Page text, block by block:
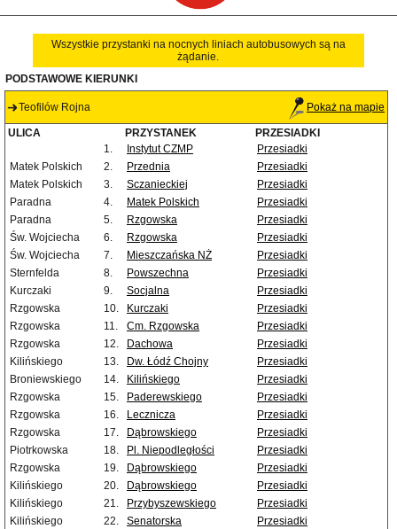
Wszystkie przystanki na nocnych liniach autobusowych są na
żądanie.
PODSTAWOWE KIERUNKI
Teofilów Rojna Pokaż na mapie
ULICA PRZYSTANEK
PRZESIADKI
1.
Instytut CZMP
Przesiadki
Matek Polskich
2. Przednia
Przesiadki
Matek Polskich
3. Sczanieckiej
Przesiadki
Paradna
4. Matek Polskich
Przesiadki
Paradna
5. Rzgowska
Przesiadki
Św. Wojciecha
6. Rzgowska
Przesiadki
Św. Wojciecha
7. Mieszczańska NŻ
Przesiadki
Sternfelda
8. Powszechna
Przesiadki
Kurczaki
9. Socjalna
Przesiadki
Rzgowska
10. Kurczaki
Przesiadki
Rzgowska
11. Cm. Rzgowska
Przesiadki
Rzgowska
12. Dachowa
Przesiadki
Kilińskiego
13. Dw. Łódź Chojny
Przesiadki
Broniewskiego
14. Kilińskiego
Przesiadki
Rzgowska
15. Paderewskiego
Przesiadki
Rzgowska
16. Lecznicza
Przesiadki
Rzgowska
17. Dąbrowskiego
Przesiadki
Piotrkowska
18. Pl. Niepodległości
Przesiadki
Rzgowska
19. Dąbrowskiego
Przesiadki
Kilińskiego
20. Dąbrowskiego
Przesiadki
Kilińskiego
21. Przybyszewskiego
Przesiadki
Kilińskiego
22. Senatorska
Przesiadki